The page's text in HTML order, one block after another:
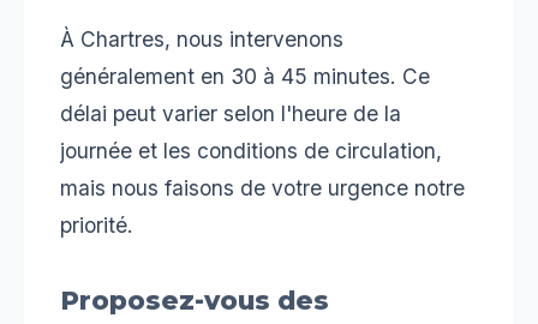
À Chartres, nous intervenons
généralement en 30 à 45 minutes. Ce
délai peut varier selon l'heure de la
journée et les conditions de circulation,
mais nous faisons de votre urgence notre
priorité.
Proposez-vous des